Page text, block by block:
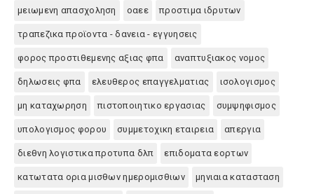
μειωμενη απασχοληση οαεε προστιμα ιδρυτων
τραπεζικα προϊοντα - δανεια - εγγυησεις
φορος προστιθεμενης αξιας φπα αναπτυξιακος νομος
δηλωσεις φπα ελευθερος επαγγελματιας ισολογισμος
μη καταχωρηση πιστοποιητικο εργασιας συμψηφισμος
υπολογισμος φορου συμμετοχικη εταιρεια απεργια
διεθνη λογιστικα προτυπα δλπ επιδοματα εορτων
κατωτατα ορια μισθων ημερομισθιων μηνιαια κατασταση